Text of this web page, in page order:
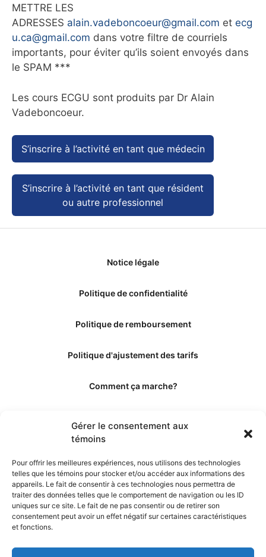
Gérer le consentement aux
témoins
Pour offrir les meilleures expériences, nous utilisons des technologies
telles que les témoins pour stocker et/ou accéder aux informations des
appareils. Le fait de consentir à ces technologies nous permettra de
traiter des données telles que le comportement de navigation ou les ID
uniques sur ce site. Le fait de ne pas consentir ou de retirer son
consentement peut avoir un effet négatif sur certaines caractéristiques
et fonctions.
METTRE LES
ADRESSES alain.vadeboncoeur@gmail.com et ecg
u.ca@gmail.com dans votre filtre de courriels
importants, pour éviter qu’ils soient envoyés dans
le SPAM ***
Les cours ECGU sont produits par Dr Alain
Vadeboncoeur.
S’inscrire à l’activité en tant que médecin
S’inscrire à l’activité en tant que résident
ou autre professionnel
Notice légale
Politique de confidentialité
Politique de remboursement
Politique d'ajustement des tarifs
Comment ça marche?
Les éditeurs
Les experts et collaborateurs